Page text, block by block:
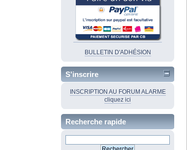
BULLETIN D'ADHÉSION
S'inscrire
INSCRIPTION AU FORUM ALARME
cliquez ici
Recherche rapide